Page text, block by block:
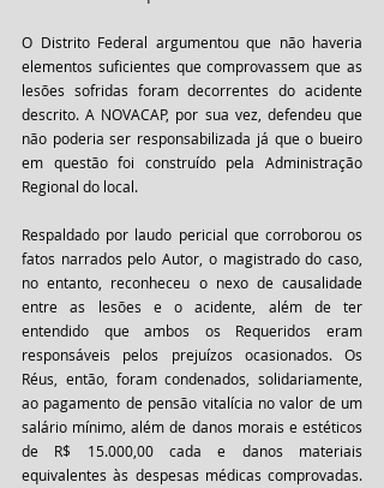
O Distrito Federal argumentou que não haveria
elementos suficientes que comprovassem que as
lesões sofridas foram decorrentes do acidente
descrito. A NOVACAP, por sua vez, defendeu que
não poderia ser responsabilizada já que o bueiro
em questão foi construído pela Administração
Regional do local.
Respaldado por laudo pericial que corroborou os
fatos narrados pelo Autor, o magistrado do caso,
no entanto, reconheceu o nexo de causalidade
entre as lesões e o acidente, além de ter
entendido que ambos os Requeridos eram
responsáveis pelos prejuízos ocasionados. Os
Réus, então, foram condenados, solidariamente,
ao pagamento de pensão vitalícia no valor de um
salário mínimo, além de danos morais e estéticos
de R$ 15.000,00 cada e danos materiais
equivalentes às despesas médicas comprovadas.